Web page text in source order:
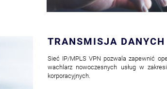
TRANSMISJA DANYCH
Sieć IP/MPLS VPN pozwala zapewnić
wachlarz nowoczesnych usług w
korporacyjnych.